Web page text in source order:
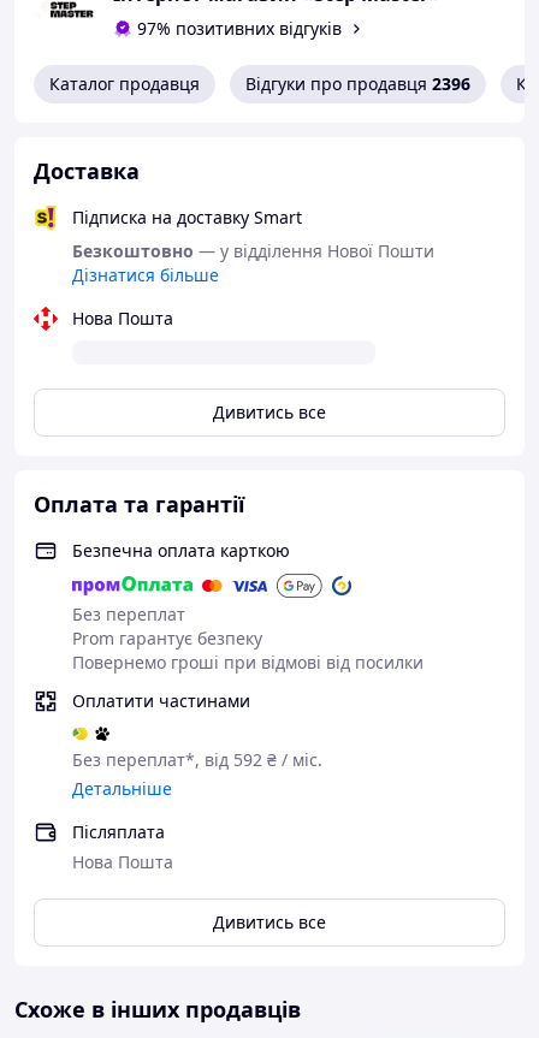
97% позитивних відгуків
Каталог продавця Відгуки про продавця 2396
Доставка
Підписка на доставку Smart
Безкоштовно — у відділення Нової Пошти
Дізнатися більше
Нова Пошта
Дивитись все
Оплата та гарантії
Безпечна оплата карткою
Без переплат
Prom гарантує безпеку
Повернемо гроші при відмові від посилки
Оплатити частинами
Без переплат*, від 592 ₴ / міс.
Детальніше
Післяплата
Нова Пошта
Дивитись все
Схоже в інших продавців